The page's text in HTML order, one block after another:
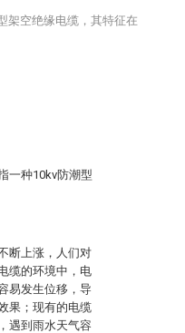
一种10kv防潮型
断上涨，人们对
缆的环境中，电
易发生位移，导
果；现有的电缆
遇到雨水天气容
架空绝缘电缆，其特征在